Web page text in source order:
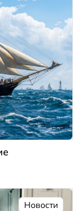
Новости